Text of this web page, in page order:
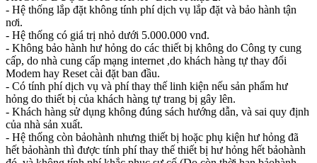
- Hệ thống lắp đặt không tính phí dịch vụ lắp đặt và bảo hành tận
nơi.
- Hệ thống có giá trị nhỏ dưới 5.000.000 vnđ.
- Không bảo hành hư hỏng do các thiết bị không do Công ty cung
cấp, do nhà cung cấp mạng internet ,do khách hàng tự thay đổi
Modem hay Reset cài đặt ban đầu.
- Có tính phí dịch vụ và phí thay thế linh kiện nếu sản phẩm hư
hỏng do thiết bị của khách hàng tự trang bị gây lên.
- Khách hàng sử dụng không đúng sách hướng dẫn, và sai quy định
của nhà sản xuất.
- Hệ thống còn bảohành nhưng thiết bị hoặc phụ kiện hư hỏng đã
hết bảohành thì được tính phí thay thế thiết bị hư hỏng hết bảohành